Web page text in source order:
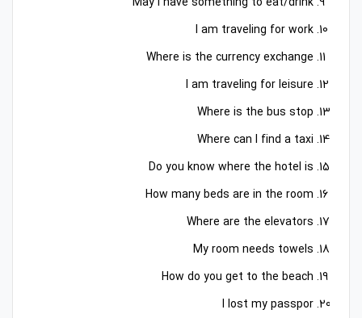
May I have something to eat/drink
I am traveling for work
Where is the currency exchange
I am traveling for leisure
Where is the bus stop
Where can I find a taxi
Do you know where the hotel is
How many beds are in the room
Where are the elevators
My room needs towels
How do you get to the beach
I lost my passpor